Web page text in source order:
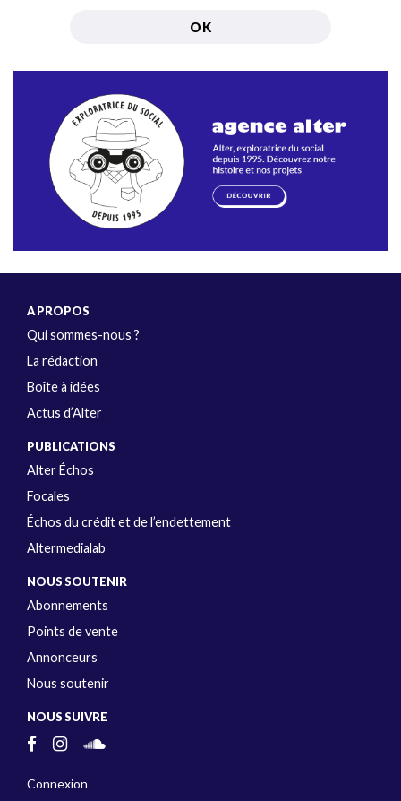
A PROPOS
Qui sommes-nous ?
La rédaction
Boîte à idées
Actus d’Alter
PUBLICATIONS
Alter Échos
Focales
Échos du crédit et de l’endettement
Altermedialab
NOUS SOUTENIR
Abonnements
Points de vente
Annonceurs
Nous soutenir
NOUS SUIVRE
Connexion